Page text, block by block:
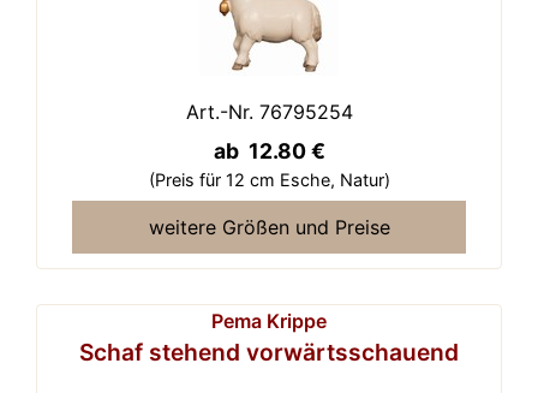
Art.-Nr. 76795254
ab 12.80 €
(Preis für 12 cm Esche, Natur)
weitere Größen und Preise
Pema Krippe
Schaf stehend vorwärtsschauend